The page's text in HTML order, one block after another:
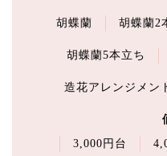
胡蝶蘭 胡蝶蘭2
胡蝶蘭5本立ち
造花アレンジメン
3,000円台